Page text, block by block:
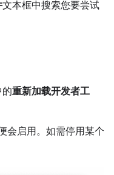
文本框中搜索您要尝试
重新加载开发者工
会启用。如需停用某个